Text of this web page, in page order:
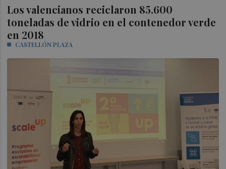
Los valencianos reciclaron 85.600
toneladas de vidrio en el contenedor verde
en 2018
CASTELLÓN PLAZA